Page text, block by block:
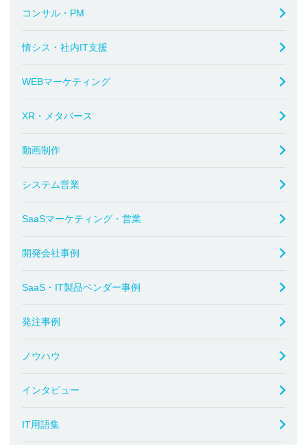
コンサル・PM
情シス・社内IT支援
WEBマーケティング
XR・メタバース
動画制作
システム営業
SaaSマーケティング・営業
開発会社事例
SaaS・IT製品ベンダー事例
発注事例
ノウハウ
インタビュー
IT用語集